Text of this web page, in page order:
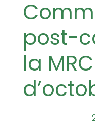
Communiqué
post-
la